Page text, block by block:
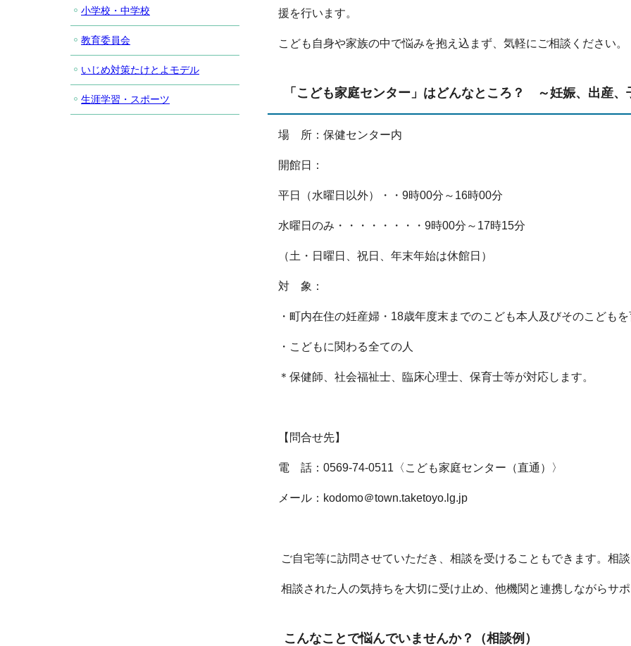
援を行います。
こども自身や家族の中で悩みを抱え込まず、気軽にご相談ください。
「こども家庭センター」はどんなところ？ ～妊娠、出産、
場 所：保健センター内
開館日：
平日（水曜日以外）・・9時00分～16時00分
水曜日のみ・・・・・・・・9時00分～17時15分
（土・日曜日、祝日、年末年始は休館日）
対 象：
・町内在住の妊産婦・18歳年度末までのこども本人及びそのこども
・こどもに関わる全ての人
＊保健師、社会福祉士、臨床心理士、保育士等が対応します。
【問合せ先】
電 話：0569-74-0511〈こども家庭センター（直通）〉
メール：kodomo＠town.taketoyo.lg.jp
ご自宅等に訪問させていただき、相談を受けることもできます。相談
相談された人の気持ちを大切に受け止め、他機関と連携しながらサポ
こんなことで悩んでいませんか？（相談例）
小学校・中学校
教育委員会
いじめ対策たけとよモデル
生涯学習・スポーツ